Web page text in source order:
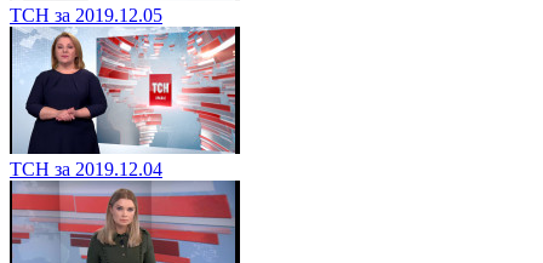
ТСН за 2019.12.05
ТСН за 2019.12.04